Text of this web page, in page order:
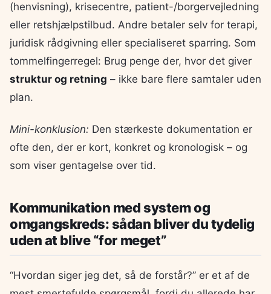
(henvisning), krisecentre, patient-/borgervejledning
eller retshjælpstilbud. Andre betaler selv for terapi,
juridisk rådgivning eller specialiseret sparring. Som
tommelfingerregel: Brug penge der, hvor det giver
struktur og retning – ikke bare flere samtaler uden
plan.
Mini-konklusion: Den stærkeste dokumentation er
ofte den, der er kort, konkret og kronologisk – og
som viser gentagelse over tid.
Kommunikation med system og
omgangskreds: sådan bliver du tydelig
uden at blive “for meget”
“Hvordan siger jeg det, så de forstår?” er et af de